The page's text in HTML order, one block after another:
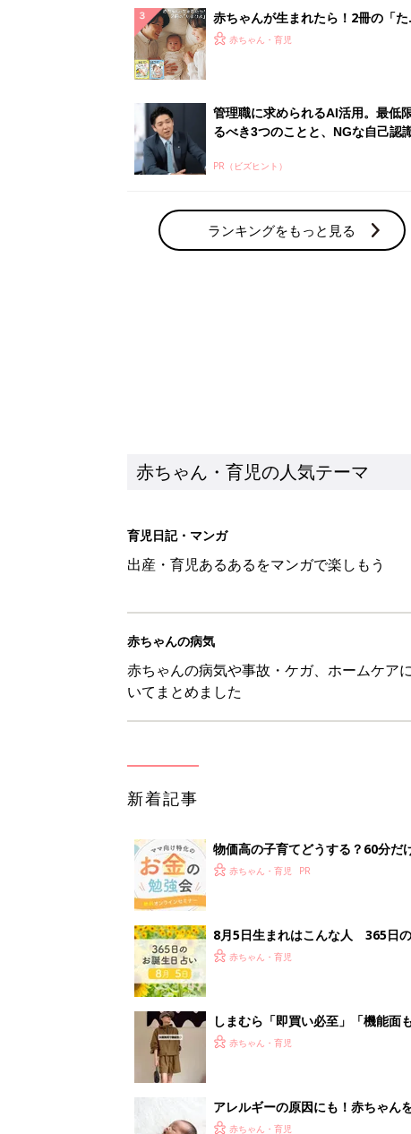
赤ちゃん・育児の人気テーマ
育児日記・マンガ
物価高の子育てどうする？60分だ
赤ちゃん・育児
8月5日生まれはこんな人 365日の
赤ちゃん・育児
しまむら「即買い必至」「機能面
< 1